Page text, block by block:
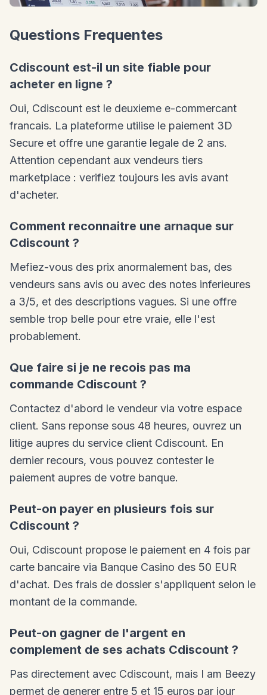
Questions Frequentes
Cdiscount est-il un site fiable pour
acheter en ligne ?
Oui, Cdiscount est le deuxieme e-commercant
francais. La plateforme utilise le paiement 3D
Secure et offre une garantie legale de 2 ans.
Attention cependant aux vendeurs tiers
marketplace : verifiez toujours les avis avant
d'acheter.
Comment reconnaitre une arnaque sur
Cdiscount ?
Mefiez-vous des prix anormalement bas, des
vendeurs sans avis ou avec des notes inferieures
a 3/5, et des descriptions vagues. Si une offre
semble trop belle pour etre vraie, elle l'est
probablement.
Que faire si je ne recois pas ma
commande Cdiscount ?
Contactez d'abord le vendeur via votre espace
client. Sans reponse sous 48 heures, ouvrez un
litige aupres du service client Cdiscount. En
dernier recours, vous pouvez contester le
paiement aupres de votre banque.
Peut-on payer en plusieurs fois sur
Cdiscount ?
Oui, Cdiscount propose le paiement en 4 fois par
carte bancaire via Banque Casino des 50 EUR
d'achat. Des frais de dossier s'appliquent selon le
montant de la commande.
Peut-on gagner de l'argent en
complement de ses achats Cdiscount ?
Pas directement avec Cdiscount, mais I am Beezy
permet de generer entre 5 et 15 euros par jour